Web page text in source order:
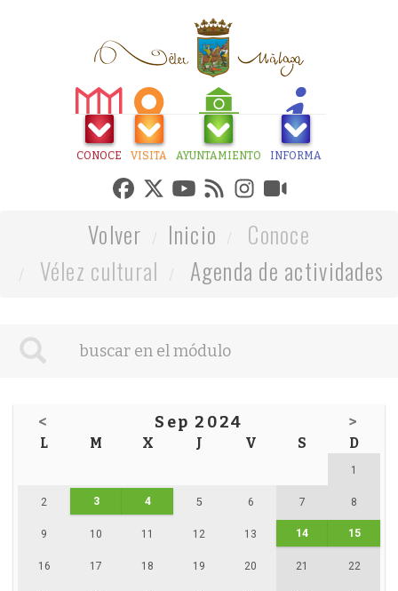
CONOCE VISITA AYUNTAMIENTO INFORMA
Volver Inicio
Conoce
Vélez cultural
Agenda de actividades
< Sep 2024 >
L M X J V S D
1
2 3 4 5 6 7 8
9 10 11 12 13 14 15
16 17 18 19 20 21 22